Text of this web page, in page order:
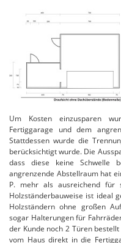
Um Kosten einzusparen
Fertiggarage und dem
Stattdessen wurde die
berücksichtigt wurde. Die
dass diese keine Schwelle
angrenzende Abstellraum hat
P. mehr als ausreichend für
Holzständerbauweise ist ideal
Holzständern ohne großen
sogar Halterungen für
der Kunde noch 2 Türen
vom Haus direkt in die